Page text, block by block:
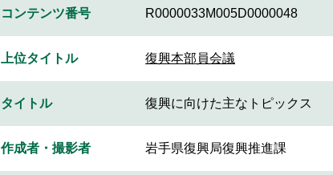
コンテンツ番号 R0000033M005D0000048
上位タイトル 復興本部員会議
タイトル 復興に向けた主なトピックス
作成者・撮影者 岩手県復興局復興推進課